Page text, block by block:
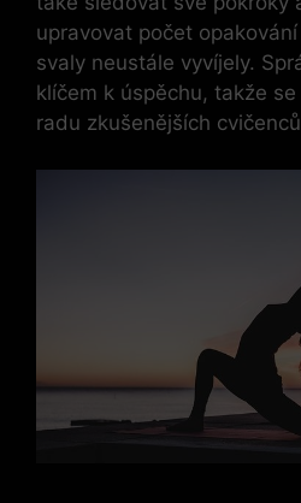
upravovat počet
svaly neustále vyvíjely.
klíčem k úspěchu, takže
radu zkušenějších